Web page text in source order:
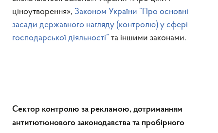
ціноутворення», Законом України “Про основні
засади державного нагляду (контролю) у сфері
господарської діяльності” та іншими законами.
Сектор контролю за рекламою, дотриманням
антитютюнового законодавства та пробірного